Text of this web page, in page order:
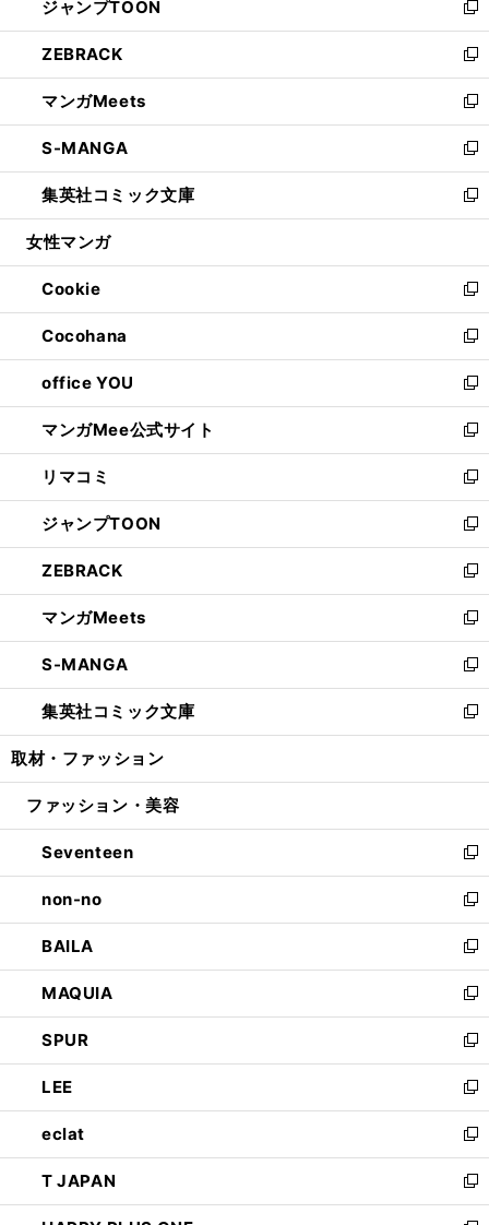
く
で
開
く
ド
ウ
で
開
く
ィ
ン
ド
ウ
で
開
く
い
ウ
ィ
ン
ド
ウ
で
開
く
ジャンプTOON
新
し
い
ウ
ィ
ン
ド
ウ
で
開
ZEBRACK
新
し
い
ウ
ィ
ン
ド
ウ
開
く
マンガMeets
新
し
い
ウ
ィ
ン
ウ
で
開
く
S-MANGA
新
し
い
ウ
ン
ド
ウ
で
開
く
集英社コミック文庫
新
し
ウ
ィ
ン
ド
ウ
で
開
く
女性マンガ
Cookie
新
し
い
ウ
ィ
ン
ド
ウ
で
開
く
Cocohana
新
し
い
ウ
ィ
ン
ド
ウ
で
開
く
office YOU
新
し
い
ウ
ィ
ン
ド
ウ
で
開
く
マンガMee公式サイト
新
し
い
ウ
ィ
ン
ド
ウ
で
開
く
リマコミ
新
し
い
ウ
ィ
ン
ド
ウ
で
開
く
ジャンプTOON
新
し
い
ウ
ィ
ン
ド
ウ
で
開
ZEBRACK
新
し
い
ウ
ィ
ン
ド
ウ
開
マンガMeets
新
し
い
ウ
ィ
ン
ウ
開
く
S-MANGA
新
し
い
ウ
ン
ウ
で
開
く
集英社コミック文庫
新
し
ウ
ン
ド
ウ
で
開
く
取材・ファッション
ファッション・美容
Seventeen
新
し
い
ウ
ィ
ン
ド
ウ
で
開
く
non-no
新
し
い
ウ
ィ
ン
ド
ウ
で
開
く
BAILA
新
し
い
ウ
ィ
ン
ド
ウ
で
開
く
MAQUIA
新
し
い
ウ
ィ
ン
ド
ウ
で
開
SPUR
新
し
い
ウ
ィ
ン
ド
ウ
LEE
新
し
い
ウ
ィ
ン
eclat
新
し
い
ウ
T JAPAN
新
し